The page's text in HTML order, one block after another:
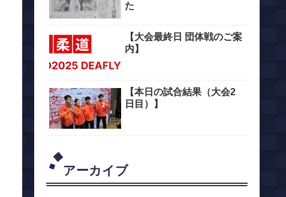
た
【大会最終日 団体戦のご案
内】
【本日の試合結果（大会2
日目）】
アーカイブ